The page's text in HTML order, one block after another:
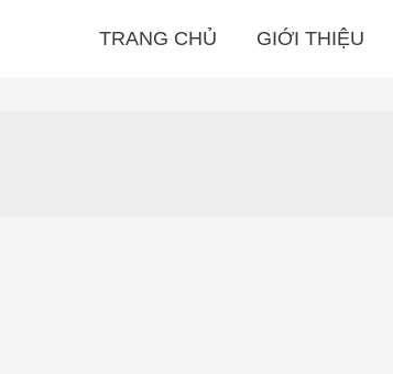
TRANG CHỦ GIỚI THIỆU